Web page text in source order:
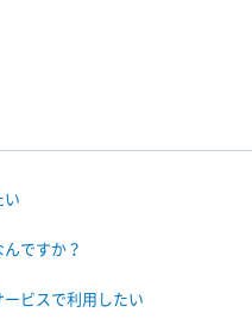
い
ですか？
ビスで利用したい